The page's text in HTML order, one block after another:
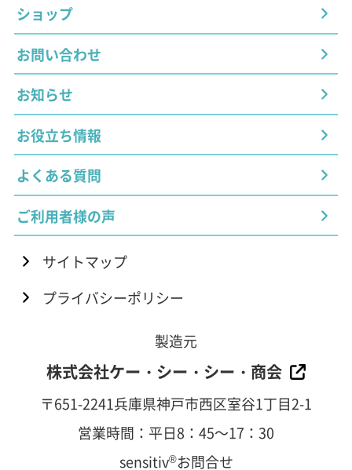
ショップ
お問い合わせ
お知らせ
お役立ち情報
よくある質問
ご利用者様の声
サイトマップ
プライバシーポリシー
製造元
株式会社ケー・シー・シー・商会
〒651-2241兵庫県神戸市西区室谷1丁目2-1
営業時間：平日8：45～17：30
sensitiv®お問合せ